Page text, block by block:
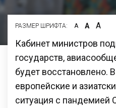
РАЗМЕР ШРИФТА: А А А
Кабинет министров
государств,
будет восстановлено.
европейские и
ситуация с пандемией